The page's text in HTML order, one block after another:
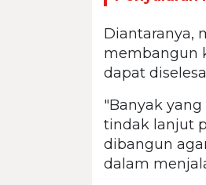
Diantaranya,
membangun
dapat
"Banyak
tindak lanjut
dibangun
dalam